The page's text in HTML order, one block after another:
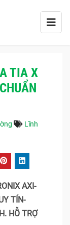
TIA X
Lĩnh
AXI-
TÍN-
HỖ TRỢ